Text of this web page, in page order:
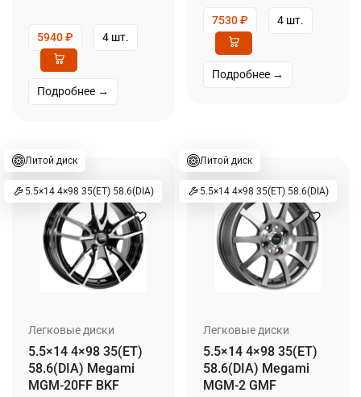
5940₽ 4 шт.
Подробнее →
7530₽ 4 шт.
Подробнее →
Литой диск
5.5×14 4×98 35(ET) 58.6(DIA)
Легковые диски
5.5×14 4×98 35(ET)
58.6(DIA) Megami
MGM-20FF BKF
Литой диск
5.5×14 4×98 35(ET) 58.6(DIA)
Легковые диски
5.5×14 4×98 35(ET)
58.6(DIA) Megami
MGM-2 GMF